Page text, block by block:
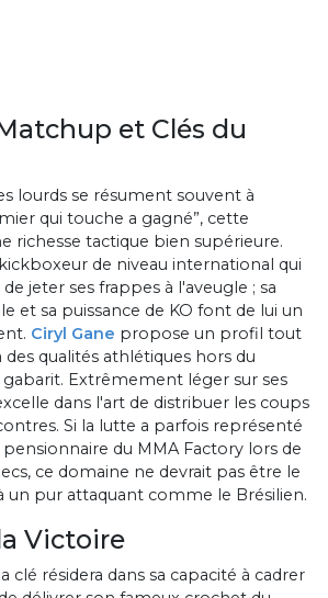
et Clés du
lourds se résument souvent à
qui touche a gagné”, cette
richesse tactique bien supérieure.
de niveau international qui
jeter ses frappes à l'aveugle ; sa
et sa puissance de KO font de lui un
Ciryl Gane propose un profil tout
des qualités athlétiques hors du
Extrêmement léger sur ses
dans l'art de distribuer les coups
Si la lutte a parfois représenté
du MMA Factory lors de
ce domaine ne devrait pas être le
un pur attaquant comme le Brésilien.
Victoire
clé résidera dans sa capacité à cadrer